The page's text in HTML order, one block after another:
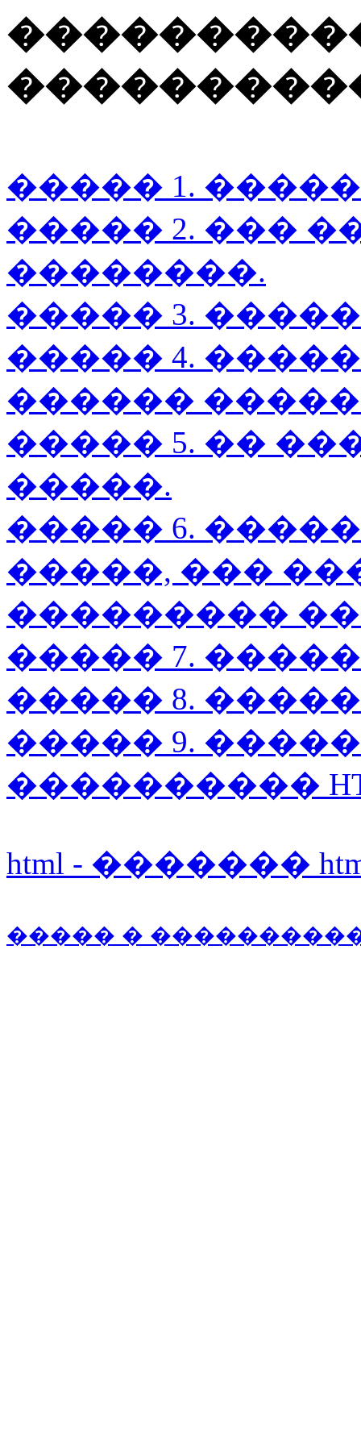
����� 1.
����� 2. ���
��������.
����� 3.
����� 4.
������
����� 5. ��
�����.
����� 6.
�����, ���
���������
����� 7.
����� 8.
����� 9.
����������
html - �������
����� �